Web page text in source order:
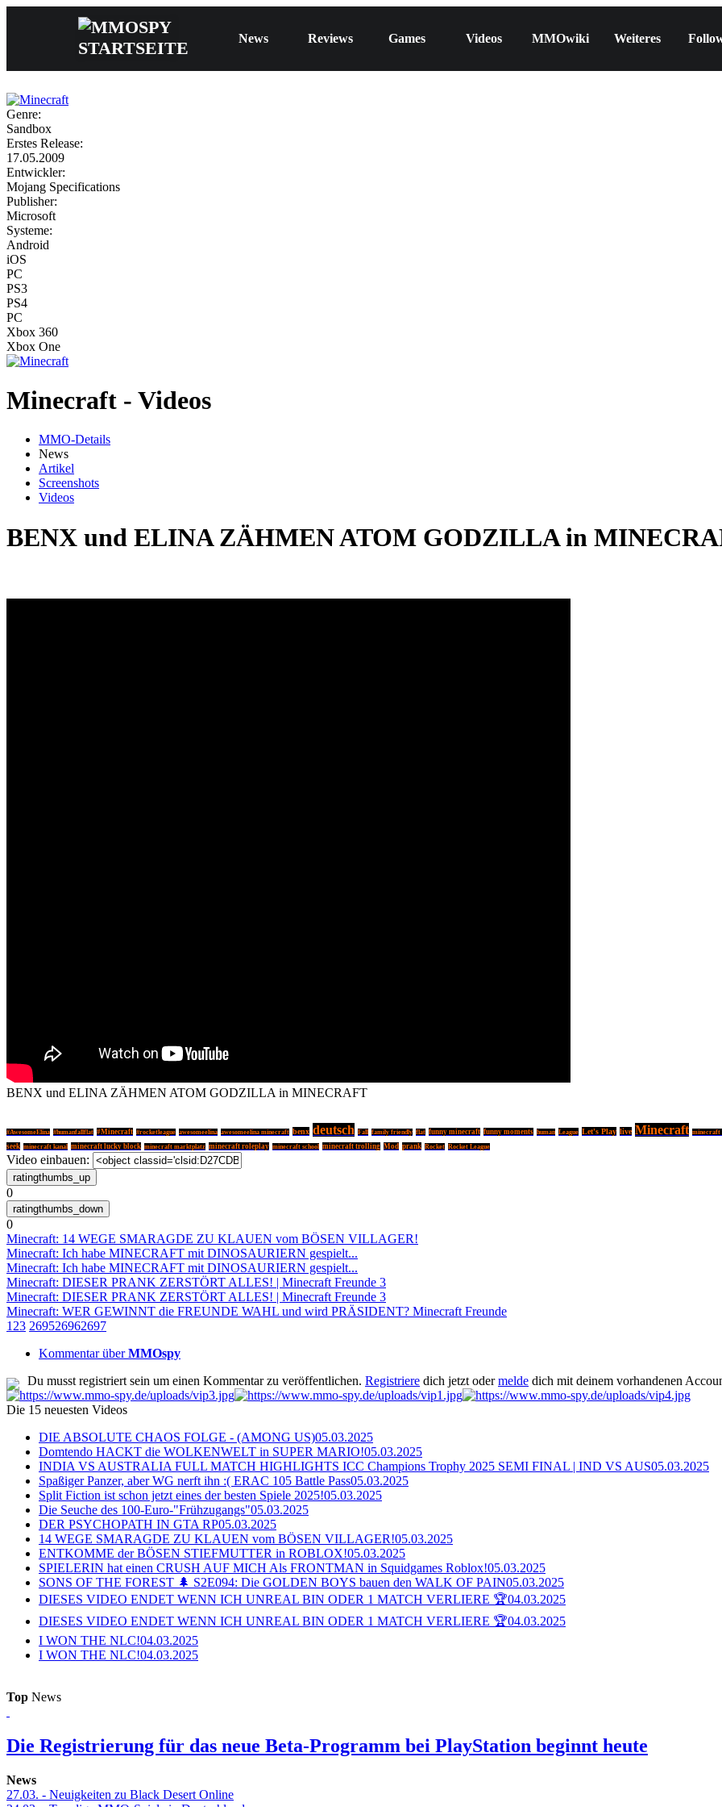
News Reviews Games Videos MMOwiki Weiteres
Genre:
Sandbox
Erstes Release:
17.05.2009
Entwickler:
Mojang Specifications
Publisher:
Microsoft
Systeme:
Android
iOS
PC
PS3
PS4
PC
Xbox 360
Xbox One
Minecraft - Videos
MMO-Details
News
Artikel
Screenshots
Videos
BENX und ELINA ZÄHMEN ATOM GODZILLA in
BENX und ELINA ZÄHMEN ATOM GODZILLA in MINECRAFT
#AwesomeElina #humanfallflat #Minecraft #rocketleague awesomeelina awesomeelina minecraft benx deutsch Fall family friendly flat funny minecraft funny moments human League Let's Play live Minecraft minecraft
seek minecraft kanal minecraft lucky block minecraft marktplatz minecraft roleplay minecraft school minecraft trolling Mod prank Rocket Rocket League
Video einbauen:
0
0
Minecraft: 14 WEGE SMARAGDE ZU KLAUEN vom BÖSEN VILLAGER!
Minecraft: Ich habe MINECRAFT mit DINOSAURIERN gespielt...
Minecraft: Ich habe MINECRAFT mit DINOSAURIERN gespielt...
Minecraft: DIESER PRANK ZERSTÖRT ALLES! | Minecraft Freunde 3
Minecraft: DIESER PRANK ZERSTÖRT ALLES! | Minecraft Freunde 3
Minecraft: WER GEWINNT die FREUNDE WAHL und wird PRÄSIDENT? Minecraft Freunde
1 23 269526962697
Kommentar überMMOspy
Du musst registriert sein um einen Kommentar zu veröffentlichen. Registriere dich jetzt odermelde dich mit deinem vorhandenen
Die 15 neuesten Videos
DIE ABSOLUTE CHAOS FOLGE - (AMONG US)05.03.2025
Domtendo HACKT die WOLKENWELT in SUPER MARIO!05.03.2025
INDIA VS AUSTRALIA FULL MATCH HIGHLIGHTS ICC Champions Trophy 2025 SEMI FINAL | IND VS AUS05.03.2025
Spaßiger Panzer, aber WG nerft ihn :( ERAC 105 Battle Pass05.03.2025
Split Fiction ist schon jetzt eines der besten Spiele 2025!05.03.2025
Die Seuche des 100-Euro-"Frühzugangs"05.03.2025
DER PSYCHOPATH IN GTA RP05.03.2025
14 WEGE SMARAGDE ZU KLAUEN vom BÖSEN VILLAGER!05.03.2025
ENTKOMME der BÖSEN STIEFMUTTER in ROBLOX!05.03.2025
SPIELERIN hat einen CRUSH AUF MICH Als FRONTMAN in Squidgames Roblox!05.03.2025
SONS OF THE FOREST 🌲 S2E094: Die GOLDEN BOYS bauen den WALK OF PAIN05.03.2025
DIESES VIDEO ENDET WENN ICH UNREAL BIN ODER 1 MATCH VERLIERE 🏆04.03.2025
DIESES VIDEO ENDET WENN ICH UNREAL BIN ODER 1 MATCH VERLIERE 🏆04.03.2025
I WON THE NLC!04.03.2025
I WON THE NLC!04.03.2025
Top News
Die Registrierung für das neue Beta-Programm bei PlayStation beginnt heute
News
27.03. - Neuigkeiten zu Black Desert Online